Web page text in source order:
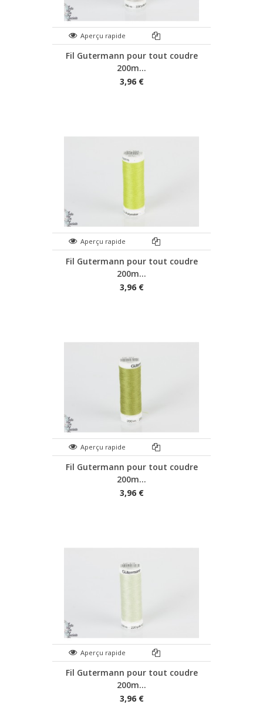
Aperçu rapide
Fil Gutermann pour tout coudre
200m...
3,96 €
Aperçu rapide
Fil Gutermann pour tout coudre
200m...
3,96 €
Aperçu rapide
Fil Gutermann pour tout coudre
200m...
3,96 €
Aperçu rapide
Fil Gutermann pour tout coudre
200m...
3,96 €